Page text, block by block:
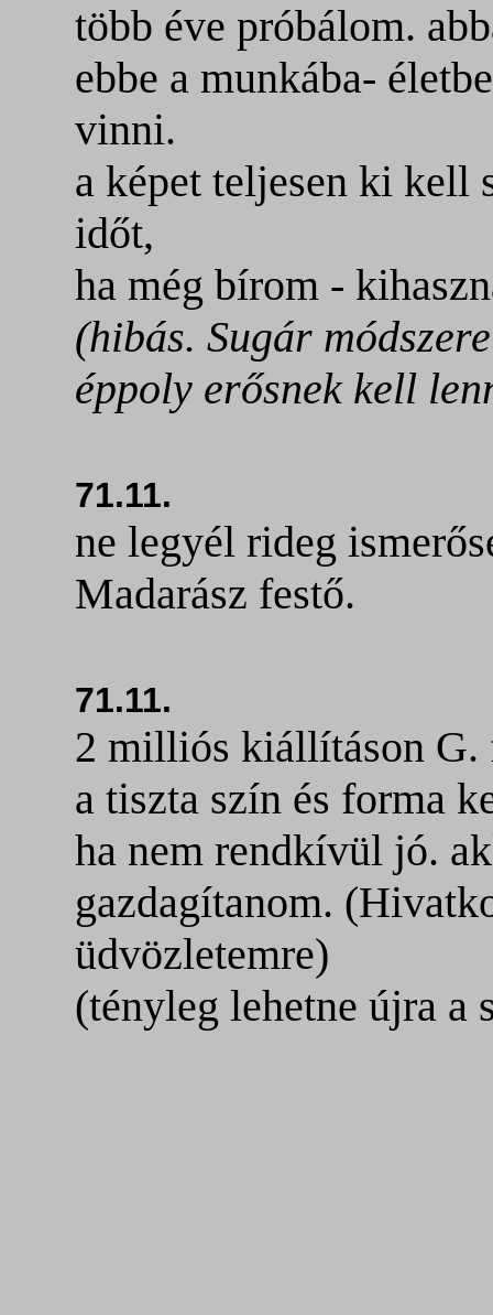
több éve próbálom.
ebbe a munkába-
vinni.
a képet teljesen ki kell
időt,
ha még bírom -
(hibás. Sugár
éppoly erősnek kell
71.11.
ne legyél rideg
Madarász festő.
71.11.
2 milliós kiállításon G.
a tiszta szín és forma
ha nem rendkívül jó.
gazdagítanom.
üdvözletemre)
(tényleg lehetne újra a